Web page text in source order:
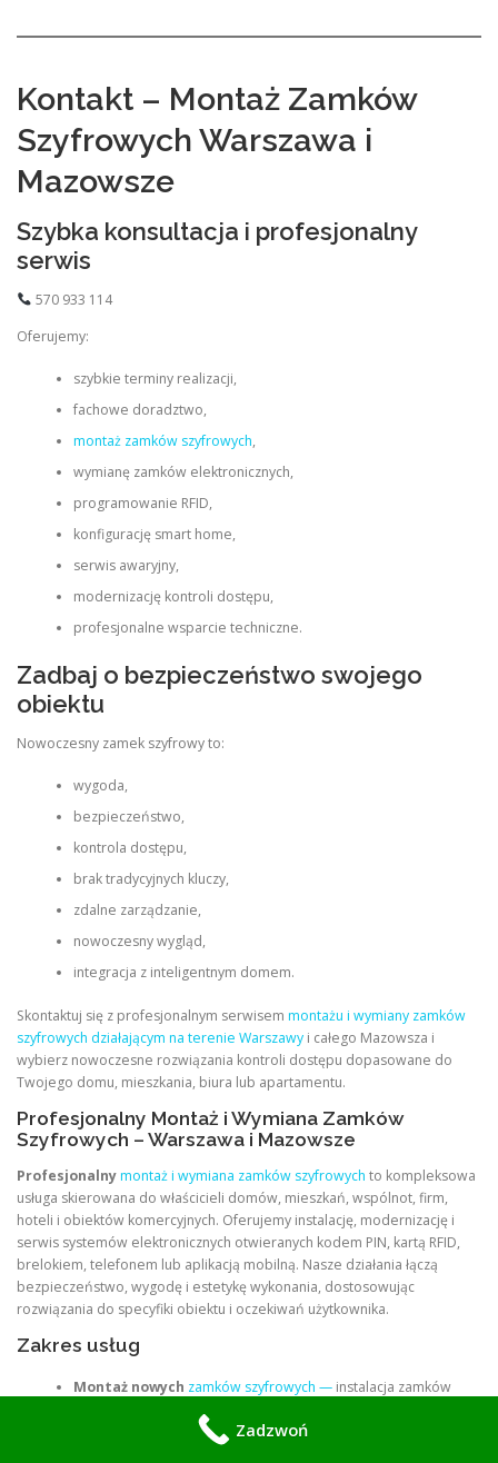
Kontakt – Montaż Zamków
Szyfrowych Warszawa i
Mazowsze
Szybka konsultacja i profesjonalny
serwis
570 933 114
Oferujemy:
szybkie terminy realizacji,
fachowe doradztwo,
montaż zamków szyfrowych,
wymianę zamków elektronicznych,
programowanie RFID,
konfigurację smart home,
serwis awaryjny,
modernizację kontroli dostępu,
profesjonalne wsparcie techniczne.
Zadbaj o bezpieczeństwo swojego
obiektu
Nowoczesny zamek szyfrowy to:
wygoda,
bezpieczeństwo,
kontrola dostępu,
brak tradycyjnych kluczy,
zdalne zarządzanie,
nowoczesny wygląd,
integracja z inteligentnym domem.
Skontaktuj się z profesjonalnym serwisem montażu i wymiany zamków
szyfrowych działającym na terenie Warszawy i całego Mazowsza i
wybierz nowoczesne rozwiązania kontroli dostępu dopasowane do
Twojego domu, mieszkania, biura lub apartamentu.
Profesjonalny Montaż i Wymiana Zamków
Szyfrowych – Warszawa i Mazowsze
Profesjonalnymontaż i wymiana zamków szyfrowych to kompleksowa
usługa skierowana do właścicieli domów, mieszkań, wspólnot, firm,
hoteli i obiektów komercyjnych. Oferujemy instalację, modernizację i
serwis systemów elektronicznych otwieranych kodem PIN, kartą RFID,
brelokiem, telefonem lub aplikacją mobilną. Nasze działania łączą
bezpieczeństwo, wygodę i estetykę wykonania, dostosowując
rozwiązania do specyfiki obiektu i oczekiwań użytkownika.
Zakres usług
Montaż nowych zamków szyfrowych —instalacja zamków
Zadzwoń